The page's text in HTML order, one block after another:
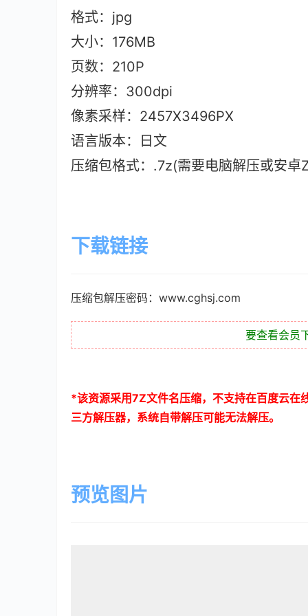
格式：jpg
大小：176MB
页数：210P
分辨率：300dpi
像素采样：2457X3496PX
语言版本：日文
压缩包格式：.7z(需要电脑解压或安
下载链接
压缩包解压密码：www.cghsj.com
要查看会员
*该资源采用7Z文件名压缩，不支持在百度云在
三方解压器，系统自带解压可能无法解压。
预览图片